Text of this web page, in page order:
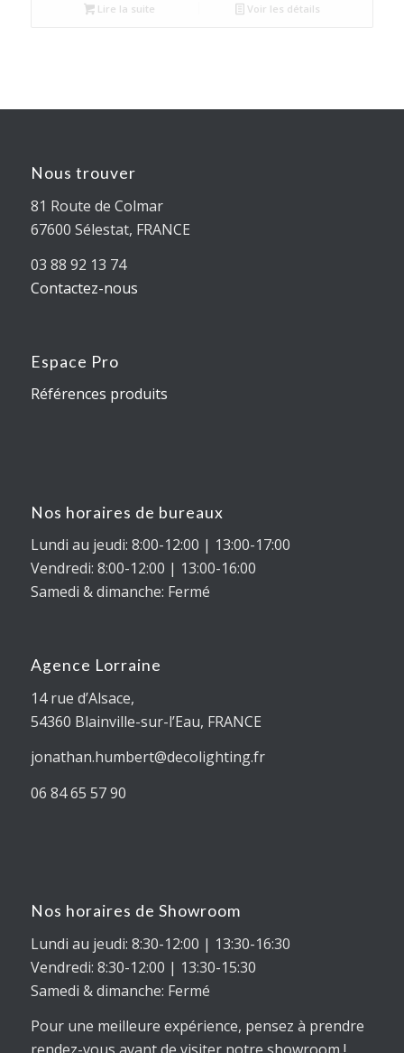
Lire la suite Voir les détails
Nous trouver
81 Route de Colmar
67600 Sélestat, FRANCE
03 88 92 13 74
Contactez-nous
Espace Pro
Références produits
Nos horaires de bureaux
Lundi au jeudi: 8:00-12:00 | 13:00-17:00
Vendredi: 8:00-12:00 | 13:00-16:00
Samedi & dimanche: Fermé
Agence Lorraine
14 rue d’Alsace,
54360 Blainville-sur-l’Eau, FRANCE
jonathan.humbert@decolighting.fr
06 84 65 57 90
Nos horaires de Showroom
Lundi au jeudi: 8:30-12:00 | 13:30-16:30
Vendredi: 8:30-12:00 | 13:30-15:30
Samedi & dimanche: Fermé
Pour une meilleure expérience, pensez à prendre